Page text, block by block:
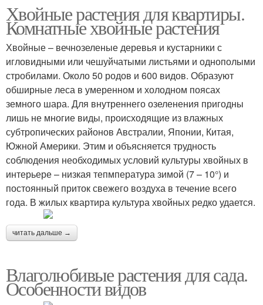
Хвойные растения для квартиры.
Комнатные хвойные растения
Хвойные – вечнозеленые деревья и кустарники с
игловидными или чешуйчатыми листьями и однополыми
стробилами. Около 50 родов и 600 видов. Образуют
обширные леса в умеренном и холодном поясах
земного шара. Для внутреннего озеленения пригодны
лишь не многие виды, происходящие из влажных
субтропических районов Австралии, Японии, Китая,
Южной Америки. Этим и объясняется трудность
соблюдения необходимых условий культуры хвойных в
интерьере – низкая тепмпература зимой (7 – 10°) и
постоянный приток свежего воздуха в течение всего
года. В жилых квартира культура хвойных редко удается.
читать дальше →
Влаголюбивые растения для сада.
Особенности видов